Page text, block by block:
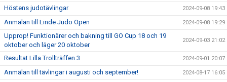
Höstens judotävlingar 2024-09-08 19:43
Anmälan till Linde Judo Open 2024-09-08 19:29
Upprop! Funktionärer och bakning till GO Cup 18 och 19
oktober och läger 20 oktober
2024-09-03 21:02
Resultat Lilla Trollträffen 3 2024-09-01 20:07
Anmälan till tävlingar i augusti och september! 2024-08-17 16:05